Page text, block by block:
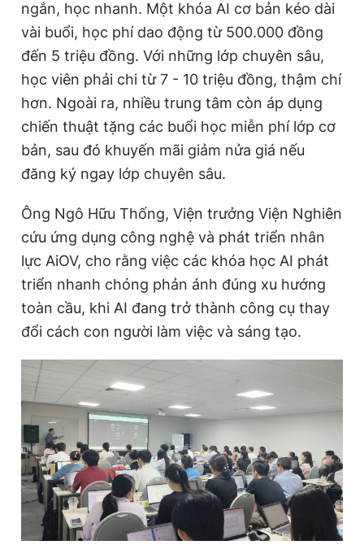
Tổng biên tập: Nguyễn Ngọc Toàn
Phó tổng biên tập thường trực: Hải Thành
Phó tổng biên tập: Lâm Hiếu Dũng
Phó tổng biên tập: Trần Việt Hưng
Tổng thư ký tòa soạn: Đức Trung
Giấy phép xuất bản số 110/GP - BTTTT cấp ngày 24.3.2020
© 2003-2026 Bản quyền thuộc về Báo Thanh Niên. Cấm sao
chép dưới mọi hình thức nếu không có sự chấp thuận bằng văn
bản. Phát triển bởi ePi Technologies, JSC.
ngắn, học nhanh. Một khóa AI cơ bản kéo dài
vài buổi, học phí dao động từ 500.000 đồng
đến 5 triệu đồng. Với những lớp chuyên sâu,
học viên phải chi từ 7 - 10 triệu đồng, thậm chí
hơn. Ngoài ra, nhiều trung tâm còn áp dụng
chiến thuật tặng các buổi học miễn phí lớp cơ
bản, sau đó khuyến mãi giảm nửa giá nếu
đăng ký ngay lớp chuyên sâu.
Ông Ngô Hữu Thống, Viện trưởng Viện Nghiên
cứu ứng dụng công nghệ và phát triển nhân
lực AiOV, cho rằng việc các khóa học AI phát
triển nhanh chóng phản ánh đúng xu hướng
toàn cầu, khi AI đang trở thành công cụ thay
đổi cách con người làm việc và sáng tạo.